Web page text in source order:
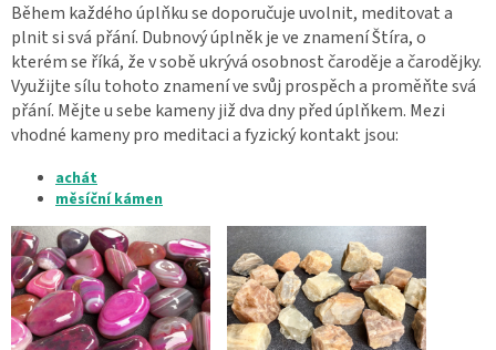
Během každého úplňku se doporučuje uvolnit, meditovat a
plnit si svá přání. Dubnový úplněk je ve znamení Štíra, o
kterém se říká, že v sobě ukrývá osobnost čaroděje a čarodějky.
Využijte sílu tohoto znamení ve svůj prospěch a proměňte svá
přání. Mějte u sebe kameny již dva dny před úplňkem. Mezi
vhodné kameny pro meditaci a fyzický kontakt jsou:
achát
měsíční kámen